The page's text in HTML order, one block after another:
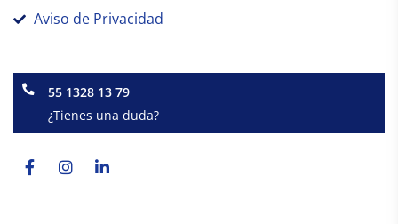
Aviso de Privacidad
55 1328 13 79
¿Tienes una duda?
f